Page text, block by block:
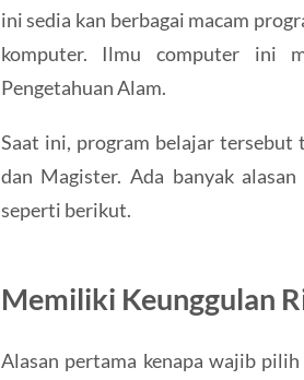
ini sedia kan berbagai macam
komputer. Ilmu computer ini
Pengetahuan Alam.
Saat ini, program belajar tersebut
dan Magister. Ada banyak
seperti berikut.
Memiliki Keunggulan
Alasan pertama kenapa wajib pilih